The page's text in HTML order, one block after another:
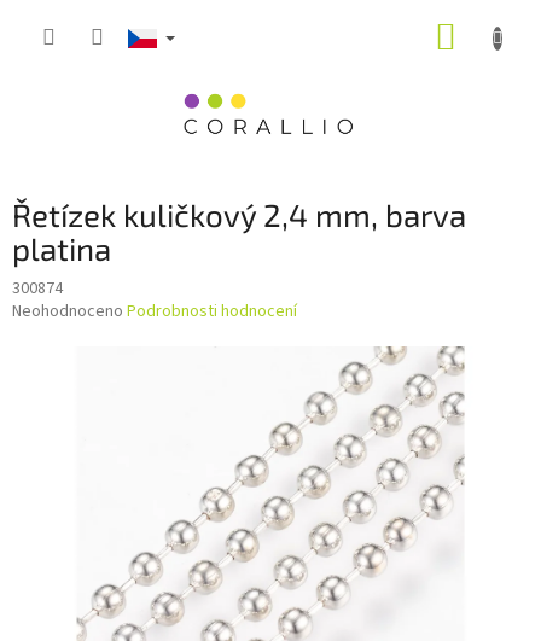
Řetízek kuličkový 2,4 mm, barva
platina
300874
Průměrné
Neohodnoceno Podrobnosti hodnocení